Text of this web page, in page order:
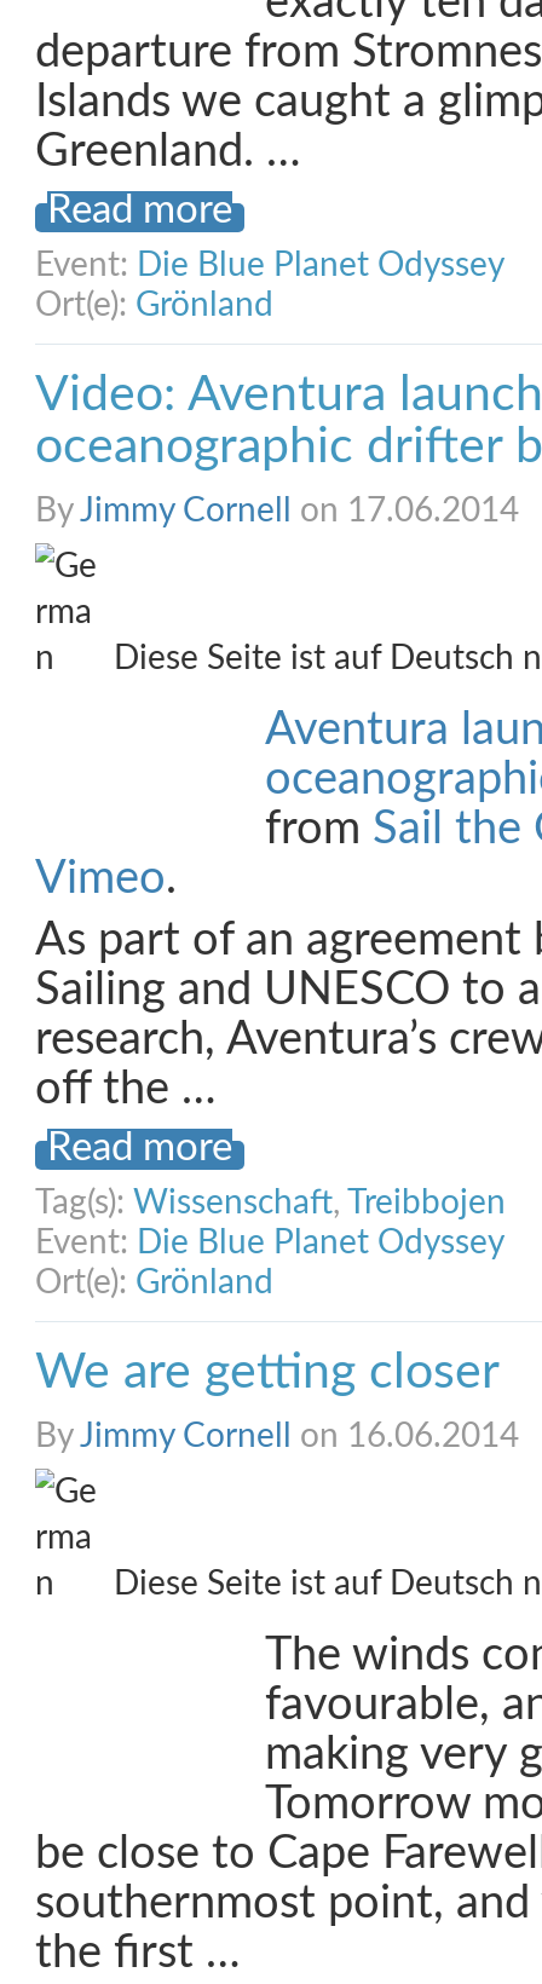
departure from
Islands we caught a
Greenland. …
Read more
Event: Die Blue Planet Odyssey
Ort(e): Grönland
Video: Aventura
oceanographic drifter
ByJimmy Cornell on 17.06.2014
Diese Seite ist auf Deutsch
Aventura
from Sail the
Vimeo.
As part of an agreement
Sailing and UNESCO to
research, Aventura’s
off the …
Read more
Tag(s): Wissenschaft,
Treibbojen
Event: Die Blue Planet Odyssey
Ort(e): Grönland
We are getting closer
ByJimmy Cornell on 16.06.2014
Diese Seite ist auf Deutsch
The winds
favourable,
making very
Tomorrow
be close to Cape
southernmost point, and
the first …